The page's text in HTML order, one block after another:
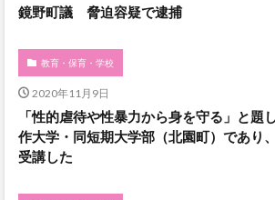
鏡野町議 脅迫容疑で逮捕
教育・保育・学校
2020年11月9日
「性的虐待や性暴力から身を守る」と題
作大学・同短期大学部（北園町）であり
受講した